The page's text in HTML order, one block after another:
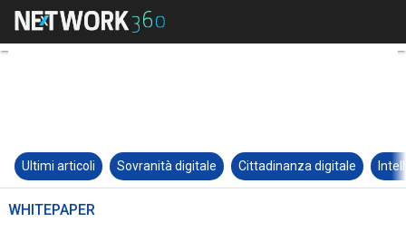
Ultimi articoli Sovranità digitale Cittadinanza digitale
WHITEPAPER